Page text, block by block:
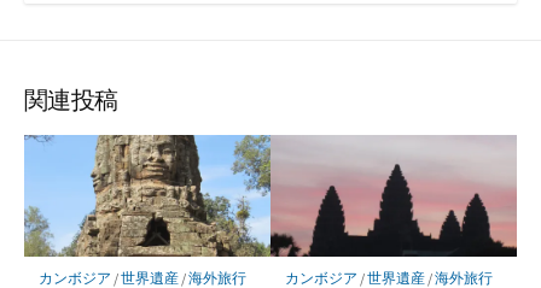
関連投稿
カンボジア /世界遺産/海外旅行 カンボジア /世界遺産/海外旅行